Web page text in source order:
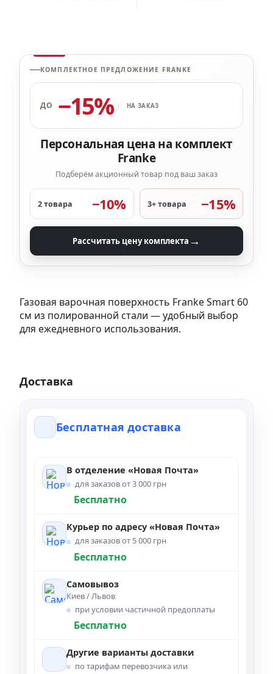
КОМПЛЕКТНОЕ ПРЕДЛОЖЕНИЕ FRANKE
ДО −15% НА ЗАКАЗ
Персональная цена на комплект
Franke
Подберём акционный товар под ваш заказ
2 товара −10% 3+ товара −15%
Рассчитать цену комплекта →
Газовая варочная поверхность Franke Smart 60
см из полированной стали — удобный выбор
для ежедневного использования.
Доставка
Бесплатная доставка
В отделение «Новая Почта»
для заказов от 3 000 грн
Бесплатно
Курьер по адресу «Новая Почта»
для заказов от 5 000 грн
Бесплатно
Самовывоз
Киев / Львов
при условии частичной предоплаты
Бесплатно
Другие варианты доставки
по тарифам перевозчика или